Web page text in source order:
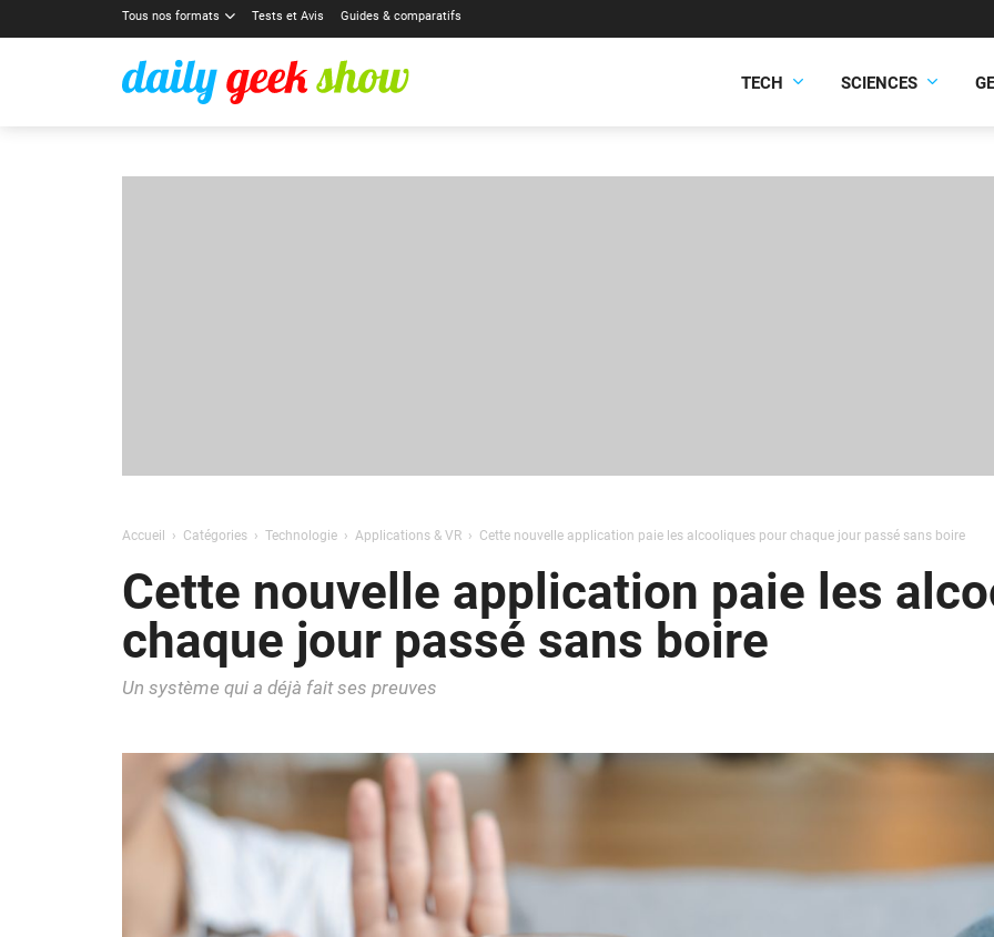
Tous nos formats Tests et Avis Guides & comparatifs
TECH SCIENCES
Accueil Catégories Technologie Applications & VR Cette nouvelle application paie les alcooliques pour chaque jour passé sans boire
Cette nouvelle application paie les
chaque jour passé sans boire
Un système qui a déjà fait ses preuves